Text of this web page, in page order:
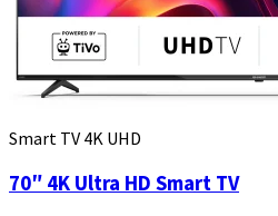
Smart TV 4K UHD
70″ 4K Ultra HD Smart TV